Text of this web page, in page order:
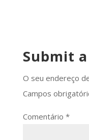
Submit
O seu endereço
Campos
Comentário *